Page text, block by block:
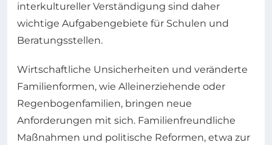
interkultureller Verständigung sind daher
wichtige Aufgabengebiete für Schulen und
Beratungsstellen.
Wirtschaftliche Unsicherheiten und veränderte
Familienformen, wie Alleinerziehende oder
Regenbogenfamilien, bringen neue
Anforderungen mit sich. Familienfreundliche
Maßnahmen und politische Reformen, etwa zur